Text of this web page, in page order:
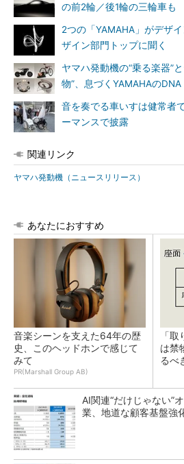
の前2輪／後1輪の三輪車も
2つの「YAMAHA」がデザ
ザイン部門トップに聞く
ヤマハ発動機の“乗る楽器”
物”、息づくYAMAHAのDNA
音を奏でる車いすは健常者
ーマンスで披露
関連リンク
ヤマハ発動機（ニュースリリース）
あなたにおすすめ
音楽シーンを支えた64年の歴
史、このヘッドホンで感じて
みて
PR(Marshall Group AB)
「
は禁
るべ
AI関連“だけじゃない”
業、地道な顧客基盤強